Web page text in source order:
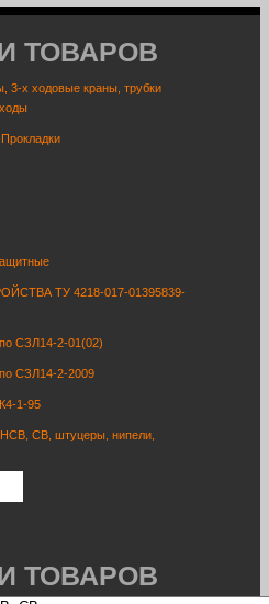
ТОВАРОВ
3-х ходовые краны, трубки
ТУ 4218-017-01395839-
СЗЛ14-2-01(02)
СЗЛ14-2-2009
1-95
СВ, штуцеры, нипели,
ТОВАРОВ